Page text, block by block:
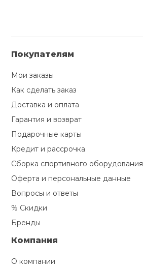
Покупателям
Мои заказы
Как сделать заказ
Доставка и оплата
Гарантия и возврат
Подарочные карты
Кредит и рассрочка
Сборка спортивного оборудования
Оферта и персональные данные
Вопросы и ответы
% Скидки
Бренды
Компания
О компании